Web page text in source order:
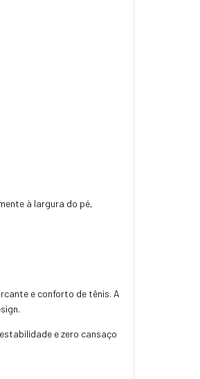
à largura do pé,
e conforto de tênis. A
e zero cansaço